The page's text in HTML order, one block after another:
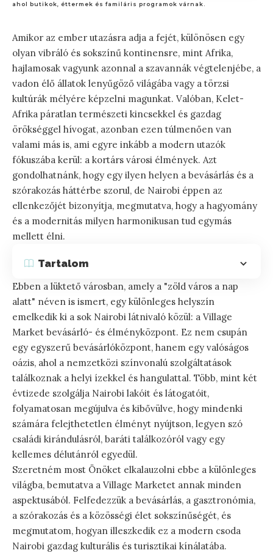
ahol butikok, éttermek és familáris programok várnak.
Amikor az ember utazásra adja a fejét, különösen egy
olyan vibráló és sokszínű kontinensre, mint Afrika,
hajlamosak vagyunk azonnal a szavannák végtelenjébe, a
vadon élő állatok lenyűgöző világába vagy a törzsi
kultúrák mélyére képzelni magunkat. Valóban, Kelet-
Afrika páratlan természeti kincsekkel és gazdag
örökséggel hívogat, azonban ezen túlmenően van
valami más is, ami egyre inkább a modern utazók
fókuszába kerül: a kortárs városi élmények. Azt
gondolhatnánk, hogy egy ilyen helyen a bevásárlás és a
szórakozás háttérbe szorul, de Nairobi éppen az
ellenkezőjét bizonyítja, megmutatva, hogy a hagyomány
és a modernitás milyen harmonikusan tud egymás
mellett élni.
Tartalom
Ebben a lüktető városban, amely a "zöld város a nap
alatt" néven is ismert, egy különleges helyszín
emelkedik ki a sok Nairobi látnivaló közül: a Village
Market bevásárló- és élményközpont. Ez nem csupán
egy egyszerű bevásárlóközpont, hanem egy valóságos
oázis, ahol a nemzetközi színvonalú szolgáltatások
találkoznak a helyi ízekkel és hangulattal. Több, mint két
évtizede szolgálja Nairobi lakóit és látogatóit,
folyamatosan megújulva és kibővülve, hogy mindenki
számára felejthetetlen élményt nyújtson, legyen szó
családi kirándulásról, baráti találkozóról vagy egy
kellemes délutánról egyedül.
Szeretném most Önöket elkalauzolni ebbe a különleges
világba, bemutatva a Village Marketet annak minden
aspektusából. Felfedezzük a bevásárlás, a gasztronómia,
a szórakozás és a közösségi élet sokszínűségét, és
megmutatom, hogyan illeszkedik ez a modern csoda
Nairobi gazdag kulturális és turisztikai kínálatába.